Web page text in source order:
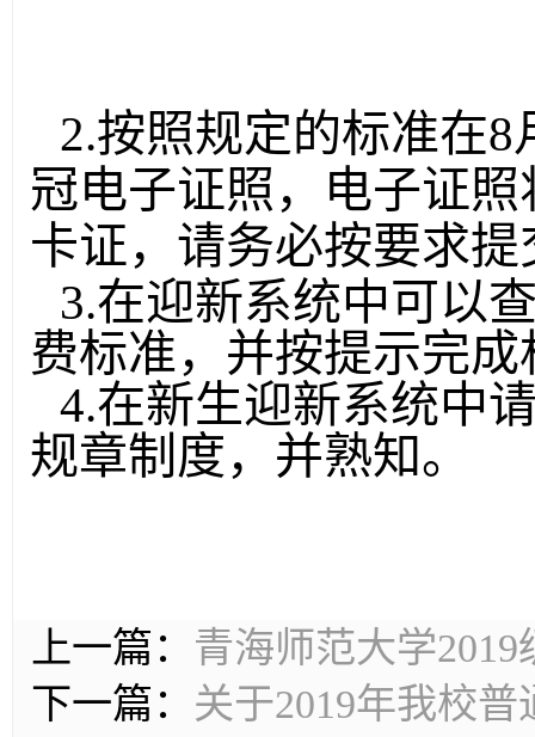
2.按照规定的标准在8
冠电子证照，电子证
卡证，请务必按要求提
3.在迎新系统中可以
费标准，并按提示完
4.在新生迎新系统中
规章制度，并熟知。
上一篇： 青海师范大学
下一篇： 关于2019年我校